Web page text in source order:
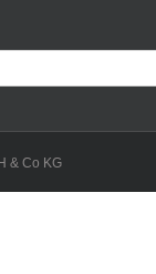
& Co KG